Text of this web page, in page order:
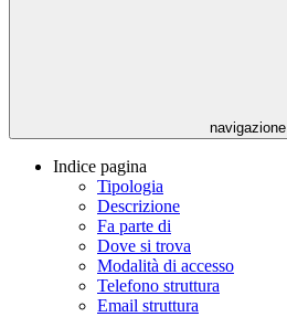
navigazione
Indice pagina
Tipologia
Descrizione
Fa parte di
Dove si trova
Modalità di accesso
Telefono struttura
Email struttura